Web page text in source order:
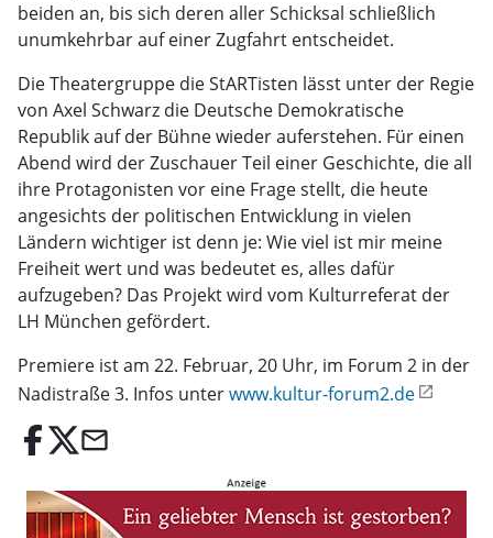
beiden an, bis sich deren aller Schicksal schließlich
unumkehrbar auf einer Zugfahrt entscheidet.
Die Theatergruppe die StARTisten lässt unter der Regie
von Axel Schwarz die Deutsche Demokratische
Republik auf der Bühne wieder auferstehen. Für einen
Abend wird der Zuschauer Teil einer Geschichte, die all
ihre Protagonisten vor eine Frage stellt, die heute
angesichts der politischen Entwicklung in vielen
Ländern wichtiger ist denn je: Wie viel ist mir meine
Freiheit wert und was bedeutet es, alles dafür
aufzugeben? Das Projekt wird vom Kulturreferat der
LH München gefördert.
Premiere ist am 22. Februar, 20 Uhr, im Forum 2 in der
Nadistraße 3. Infos unterwww.kultur-forum2.de
email